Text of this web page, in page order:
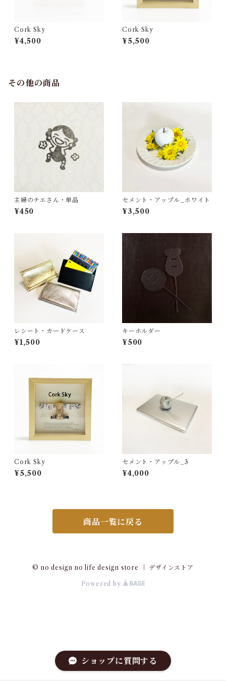
ショップに質問する
Cork Sky
¥4,500
Cork Sky
¥5,500
その他の商品
主婦のチエさん・単品
¥450
セメント・アップル_ホワイト
¥3,500
レシート・カードケース
¥1,500
キーホルダー
¥500
Cork Sky
¥5,500
セメント・アップル_3
¥4,000
商品一覧に戻る
© no design no life design store ｜ デザインストア
Powered by